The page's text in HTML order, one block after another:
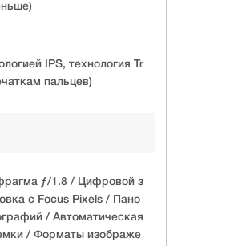
IPS, технология Tr
пальцев)
ƒ/1.8 / Цифровой з
с Focus Pixels / Пано
/ Автоматическая
/ Форматы изображе